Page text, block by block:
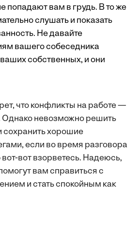
попадают вам в грудь. В то же
слушать и показать
Не давайте
вашего собеседника
собственных, и они
что конфликты на работе —
Однако невозможно решить
хорошие
если во время разговора
вот-вот взорветесь. Надеюсь,
вам справиться с
и стать спокойным как